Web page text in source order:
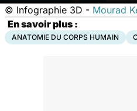
© Infographie 3D - Mourad
En savoir plus :
ANATOMIE DU CORPS HUMAIN